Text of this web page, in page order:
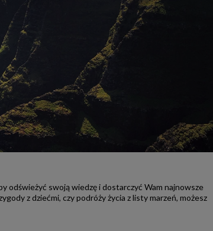
odświeżyć swoją wiedzę i dostarczyć Wam najnowsze
z dziećmi, czy podróży życia z listy marzeń, możesz